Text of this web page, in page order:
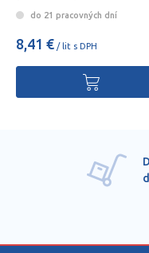
do 21 pracovných dní
8,41 € / lit s DPH